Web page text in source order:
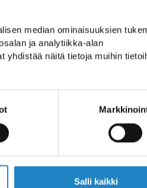
median ominaisuuksien
ja analytiikka-alan
yhdistää näitä tietoja muihin
Salli kaikki
a